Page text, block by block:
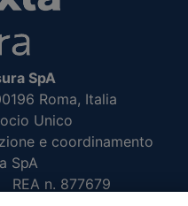
SpA
Roma, Italia
Unico
e coordinamento
SpA
REA n. 877679